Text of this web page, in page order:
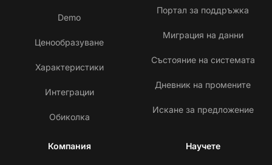
Demo
Ценообразуване
Характеристики
Интеграции
Обиколка
Портал за поддръжка
Миграция на данни
Състояние на системата
Дневник на промените
Искане за предложение
Компания Научете